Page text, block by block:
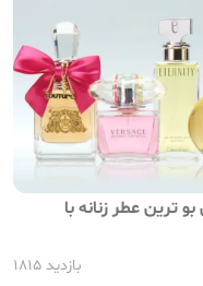
خوش بو ترین عطر زنانه با
بازدید 1815